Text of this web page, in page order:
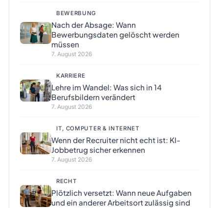
BEWERBUNG
Nach der Absage: Wann
Bewerbungsdaten gelöscht werden
müssen
7. August 2026
KARRIERE
Lehre im Wandel: Was sich in 14
Berufsbildern verändert
7. August 2026
IT, COMPUTER & INTERNET
Wenn der Recruiter nicht echt ist: KI-
Jobbetrug sicher erkennen
7. August 2026
RECHT
Plötzlich versetzt: Wann neue Aufgaben
und ein anderer Arbeitsort zulässig sind